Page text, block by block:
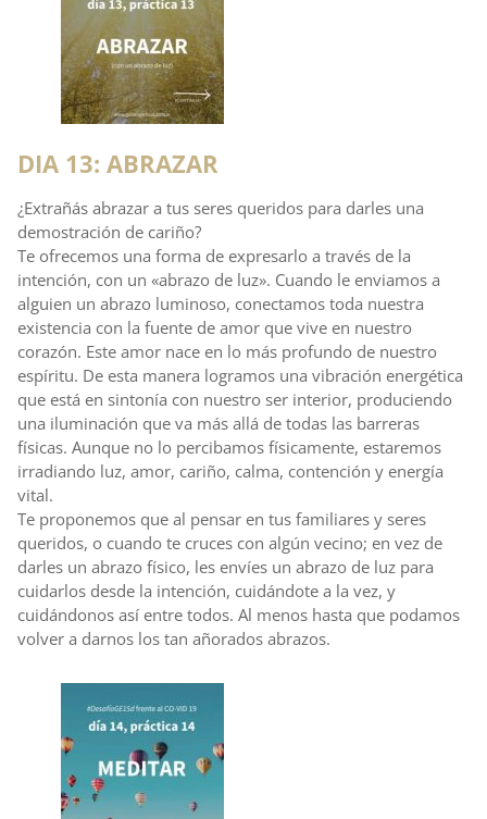
DIA 13: ABRAZAR
¿Extrañás abrazar a tus seres queridos para darles una
demostración de cariño?
Te ofrecemos una forma de expresarlo a través de la
intención, con un «abrazo de luz». Cuando le enviamos a
alguien un abrazo luminoso, conectamos toda nuestra
existencia con la fuente de amor que vive en nuestro
corazón. Este amor nace en lo más profundo de nuestro
espíritu. De esta manera logramos una vibración energética
que está en sintonía con nuestro ser interior, produciendo
una iluminación que va más allá de todas las barreras
físicas. Aunque no lo percibamos físicamente, estaremos
irradiando luz, amor, cariño, calma, contención y energía
vital.
Te proponemos que al pensar en tus familiares y seres
queridos, o cuando te cruces con algún vecino; en vez de
darles un abrazo físico, les envíes un abrazo de luz para
cuidarlos desde la intención, cuidándote a la vez, y
cuidándonos así entre todos. Al menos hasta que podamos
volver a darnos los tan añorados abrazos.